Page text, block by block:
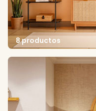
8 productos